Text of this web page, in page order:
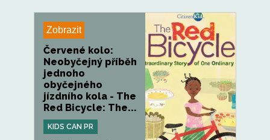
Zobrazit
Červené kolo:
Neobyčejný příběh
jednoho
obyčejného
jízdního kola - The
Red Bicycle: The...
KIDS CAN PR